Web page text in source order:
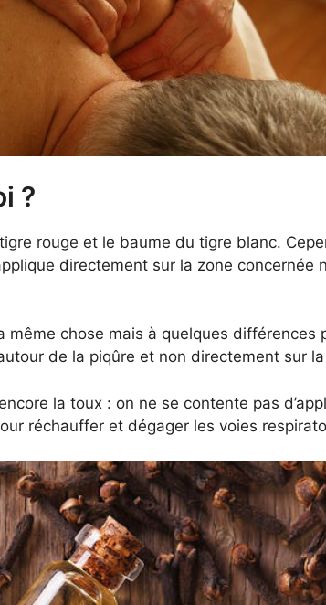
?
rouge et le baume du tigre blanc.
directement sur la zone
chose mais à quelques différences
de la piqûre et non directement sur
la toux : on ne se contente pas
réchauffer et dégager les voies